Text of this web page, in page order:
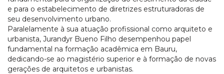
e para o estabelecimento de diretrizes estruturadoras de
seu desenvolvimento urbano.
Paralelamente à sua atuação profissional como arquiteto e
urbanista, Jurandyr Bueno Filho desempenhou papel
fundamental na formação acadêmica em Bauru,
dedicando-se ao magistério superior e à formação de novas
gerações de arquitetos e urbanistas.